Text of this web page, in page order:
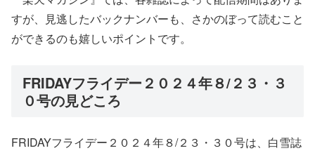
すが、見逃したバックナンバーも、さかのぼって読むこと
ができるのも嬉しいポイントです。
FRIDAYフライデー２０２４年８/２３・３
０号の見どころ
FRIDAYフライデー２０２４年８/２３・３０号は、白雪誌